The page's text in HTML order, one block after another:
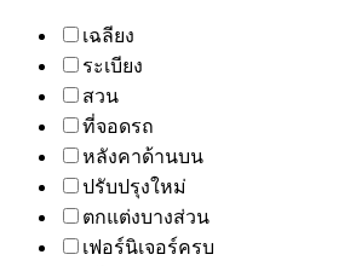
เฉลียง
ระเบียง
สวน
ที่จอดรถ
หลังคาด้านบน
ปรับปรุงใหม่
ตกแต่งบางส่วน
เฟอร์นิเจอร์ครบ